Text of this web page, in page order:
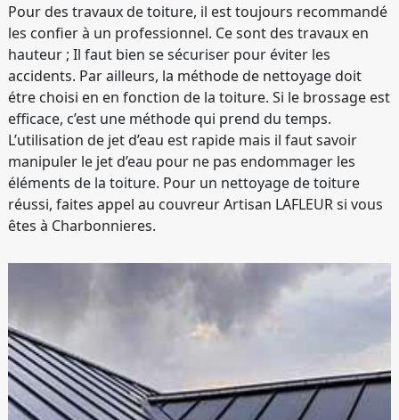
Pour des travaux de toiture, il est toujours recommandé
les confier à un professionnel. Ce sont des travaux en
hauteur ; Il faut bien se sécuriser pour éviter les
accidents. Par ailleurs, la méthode de nettoyage doit
étre choisi en en fonction de la toiture. Si le brossage est
efficace, c’est une méthode qui prend du temps.
L’utilisation de jet d’eau est rapide mais il faut savoir
manipuler le jet d’eau pour ne pas endommager les
éléments de la toiture. Pour un nettoyage de toiture
réussi, faites appel au couvreur Artisan LAFLEUR si vous
êtes à Charbonnieres.